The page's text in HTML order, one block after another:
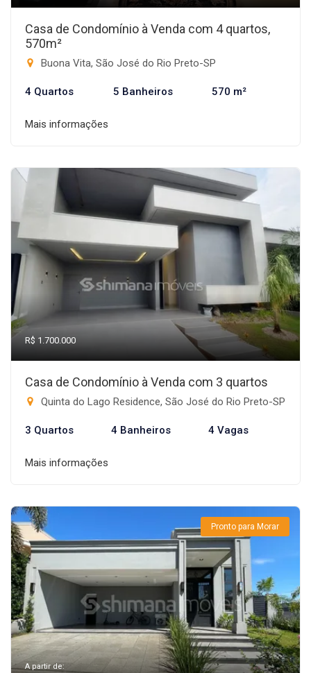
Casa de Condomínio à Venda com 4 quartos,
570m²
Buona Vita, São José do Rio Preto-SP
4 Quartos 5 Banheiros 570 m²
Mais informações
R$ 1.700.000
Casa de Condomínio à Venda com 3 quartos
Quinta do Lago Residence, São José do Rio Preto-SP
3 Quartos 4 Banheiros 4 Vagas
Mais informações
Pronto para Morar
A partir de: